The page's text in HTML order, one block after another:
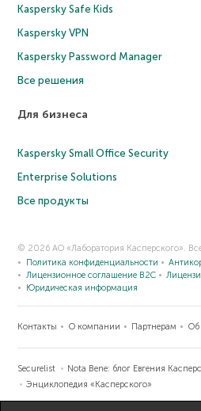
Kaspersky Safe Kids
Kaspersky VPN
Kaspersky Password Manager
Все решения
Для бизнеса
Kaspersky Small Office Security
Enterprise Solutions
Все продукты
© 2026 АО «Лаборатория Касперского».
Политика конфиденциальности
Лицензионное соглашение B2C
Юридическая информация
Контакты О компании Партнерам Об
Securelist
Nota Bene: блог Евгения
Энциклопедия «Касперского»